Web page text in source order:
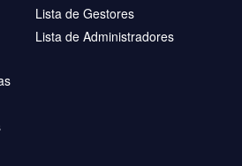
Lista de Gestores
Lista de Administradores